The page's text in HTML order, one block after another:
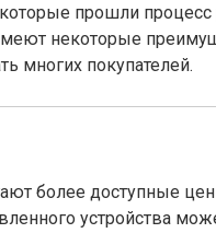
прошли процесс
некоторые
многих покупателей.
более доступные
устройства